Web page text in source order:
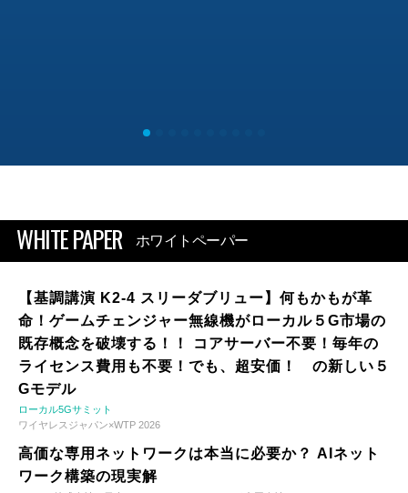
WHITE PAPER ホワイトペーパー
【基調講演 K2-4 スリーダブリュー】何もかもが革
命！ゲームチェンジャー無線機がローカル５G市場の
既存概念を破壊する！！ コアサーバー不要！毎年の
ライセンス費用も不要！でも、超安価！ の新しい５
Gモデル
ローカル5Gサミット
ワイヤレスジャパン×WTP 2026
高価な専用ネットワークは本当に必要か？ AIネット
ワーク構築の現実解